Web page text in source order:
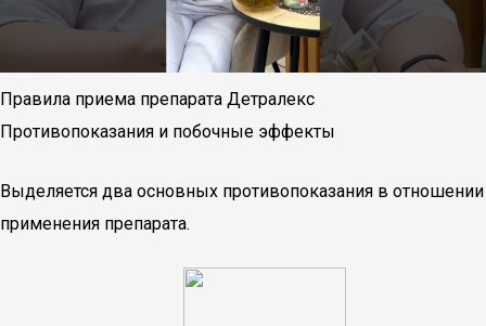
Правила приема препарата Детралекс
Противопоказания и побочные эффекты
Выделяется два основных противопоказания в отношении
применения препарата.